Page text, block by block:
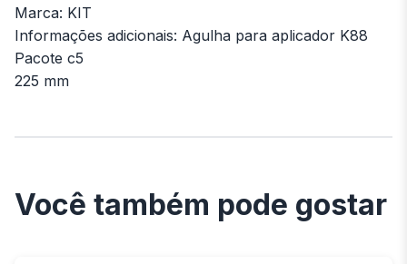
Marca: KIT
Informações adicionais: Agulha para aplicador K88
Pacote c5
225 mm
Você também pode gostar